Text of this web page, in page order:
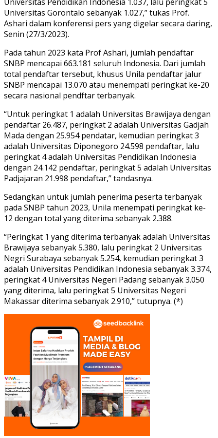
Universitas Gorontalo sebanyak 1.027,” tukas Prof.
Ashari dalam konferensi pers yang digelar secara daring,
Senin (27/3/2023).
Pada tahun 2023 kata Prof Ashari, jumlah pendaftar
SNBP mencapai 663.181 seluruh Indonesia. Dari jumlah
total pendaftar tersebut, khusus Unila pendaftar jalur
SNBP mencapai 13.070 atau menempati peringkat ke-20
secara nasional pendftar terbanyak.
“Untuk peringkat 1 adalah Universitas Brawijaya dengan
pendaftar 26.487, peringkat 2 adalah Universitas Gadjah
Mada dengan 25.954 pendatar, kemudian peringkat 3
adalah Universitas Diponegoro 24.598 pendaftar, lalu
peringkat 4 adalah Universitas Pendidikan Indonesia
dengan 24.142 pendaftar, peringkat 5 adalah Universitas
Padjajaran 21.998 pendaftar,” tandasnya.
Sedangkan untuk jumlah penerima peserta terbanyak
pada SNBP tahun 2023, Unila menempati peringkat ke-
12 dengan total yang diterima sebanyak 2.388.
“Peringkat 1 yang diterima terbanyak adalah Universitas
Brawijaya sebanyak 5.380, lalu peringkat 2 Universitas
Negri Surabaya sebanyak 5.254, kemudian peringkat 3
adalah Universitas Pendidikan Indonesia sebanyak 3.374,
peringkat 4 Universitas Negeri Padang sebanyak 3.050
yang diterima, lalu peringkat 5 Universitas Negeri
Makassar diterima sebanyak 2.910,” tutupnya. (*)